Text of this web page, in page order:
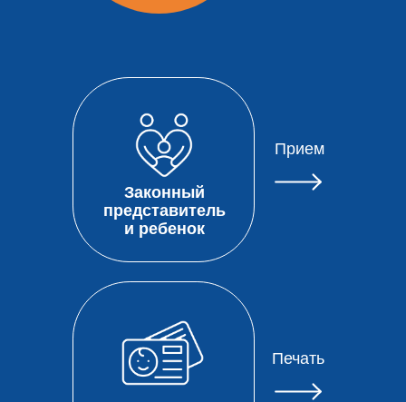
Прием
Законный
представитель
и ребенок
Печать